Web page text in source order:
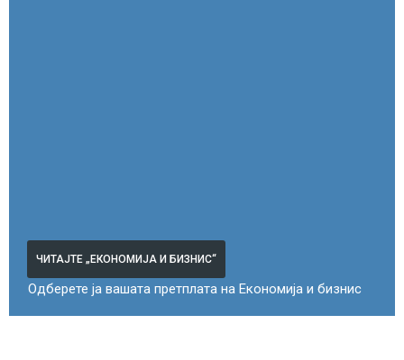
ЧИТАЈТЕ „ЕКОНОМИЈА И БИЗНИС“
Одберете ја вашата претплата на Економија и бизнис